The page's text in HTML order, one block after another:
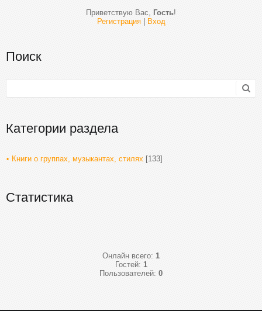
Приветствую Вас, Гость!
Регистрация| Вход
Поиск
Категории раздела
Книги о группах, музыкантах, стилях [133]
Статистика
Онлайн всего: 1
Гостей: 1
Пользователей: 0